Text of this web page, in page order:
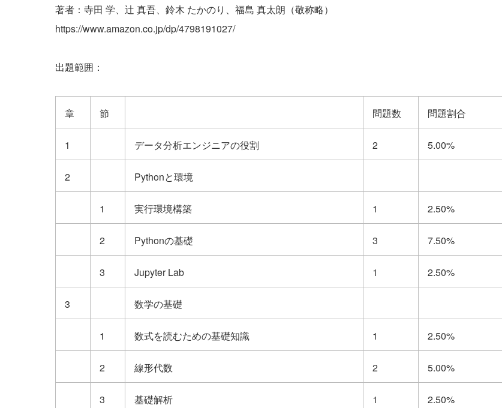
著者：寺田 学、辻 真吾、鈴木 たかのり、福島 真太朗（敬称略）
https://www.amazon.co.jp/dp/4798191027/
出題範囲：
章 節 問題数 問題割合
1 データ分析エンジニアの役割 2 5.00%
2 Pythonと環境
1 実行環境構築 1 2.50%
2 Pythonの基礎 3 7.50%
3 Jupyter Lab 1 2.50%
3 数学の基礎
1 数式を読むための基礎知識 1 2.50%
2 線形代数 2 5.00%
3 基礎解析 1 2.50%